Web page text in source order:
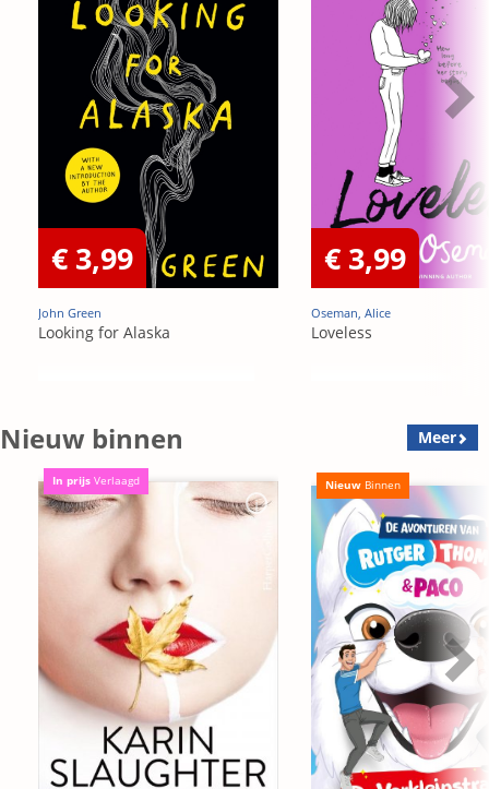
€ 3,99
John Green
Looking for Alaska
€ 3,99
Oseman, Alice
Loveless
Nieuw binnen Meer
In prijs Verlaagd Nieuw Binnen